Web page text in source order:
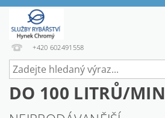
+420 602491558
DO 100 LITRŮ/MIN